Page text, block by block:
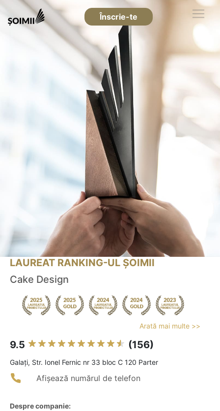
Înscrie-te
LAUREAT RANKING-UL ȘOIMII
Cake Design
Arată mai multe >>
9.5 (156)
Galaţi, Str. Ionel Fernic nr 33 bloc C 120 Parter
Afișează numărul de telefon
Despre companie: